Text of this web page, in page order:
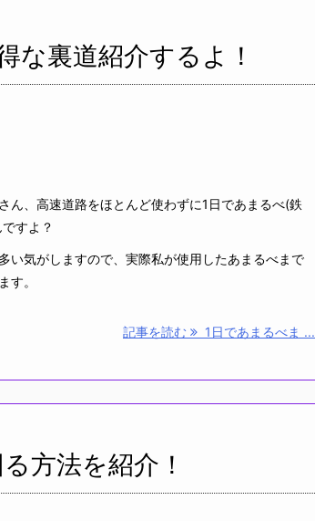
な裏道紹介するよ！
ん、高速道路をほとんど使わずに1日であまるべ(鉄
すよ？
い気がしますので、実際私が使用したあまるべまで
す。
記事を読む 1日であまるべま ...
方法を紹介！